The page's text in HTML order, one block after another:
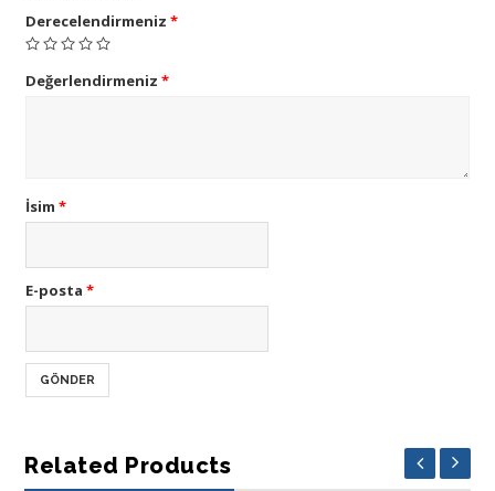
Derecelendirmeniz *
Değerlendirmeniz *
İsim *
E-posta *
Related Products